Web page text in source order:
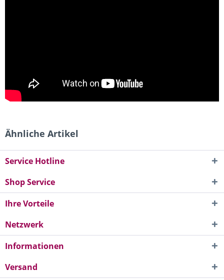
Ähnliche Artikel
Service Hotline
Shop Service
Ihre Vorteile
Netzwerk
Informationen
Versand